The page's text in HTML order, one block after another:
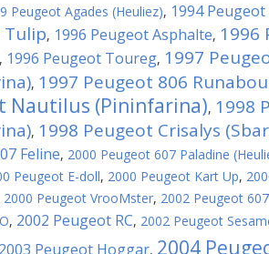
Peugeot Agades (Heuliez), 1994
Tulip, 1996 Peugeot Asphalte, 1996
, 1996 Peugeot Toureg, 1997
, 1997 Peugeot 806
Nautilus (Pininfarina), 1998
, 1998 Peugeot Crisalys
Feline, 2000 Peugeot 607 Paladine
Peugeot E-doll, 2000 Peugeot Kart Up,
2000 Peugeot VrooMster, 2002 Peugeot
O, 2002 Peugeot RC, 2002 Peugeot
2003 Peugeot Hoggar, 2004